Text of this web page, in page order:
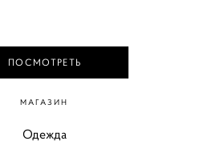
ПОСМОТРЕТЬ
МАГАЗИН
Одежда